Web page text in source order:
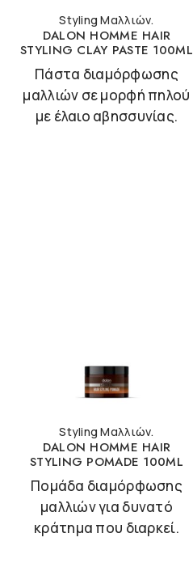
Styling Μαλλιών.
DALON HOMME HAIR
STYLING CLAY PASTE 100ML
Πάστα διαμόρφωσης
μαλλιών σε μορφή πηλού
με έλαιο αβησσυνίας.
Styling Μαλλιών.
DALON HOMME HAIR
STYLING POMADE 100ML
Πομάδα διαμόρφωσης
μαλλιών για δυνατό
κράτημα που διαρκεί.